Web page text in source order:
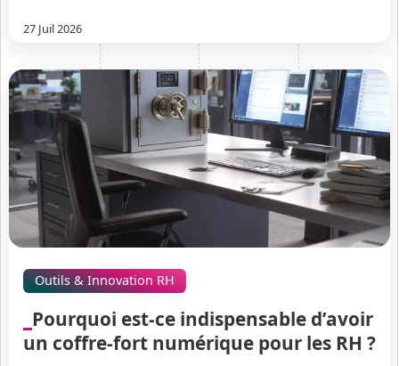
27 Juil 2026
Outils & Innovation RH
Pourquoi est-ce indispensable d’avoir
un coffre-fort numérique pour les RH ?